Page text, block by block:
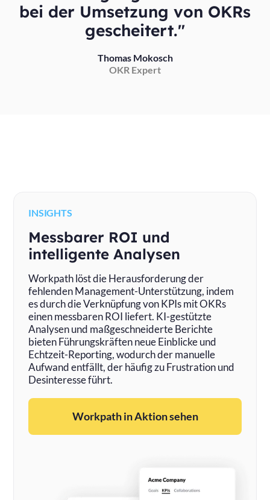
bei der Umsetzung von OKRs
gescheitert."
Thomas Mokosch
OKR Expert
INSIGHTS
Messbarer ROI und
intelligente Analysen
Workpath löst die Herausforderung der
fehlenden Management-Unterstützung, indem
es durch die Verknüpfung von KPIs mit OKRs
einen messbaren ROI liefert. KI-gestützte
Analysen und maßgeschneiderte Berichte
bieten Führungskräften neue Einblicke und
Echtzeit-Reporting, wodurch der manuelle
Aufwand entfällt, der häufig zu Frustration und
Desinteresse führt.
Workpath in Aktion sehen